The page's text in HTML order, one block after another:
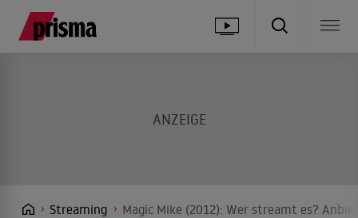
Streaming Magic Mike (2012): Wer streamt es?